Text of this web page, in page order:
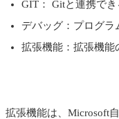
GIT： Gitと連携でき
デバッグ：プログラ
拡張機能：拡張機能
拡張機能は、 Microsoft